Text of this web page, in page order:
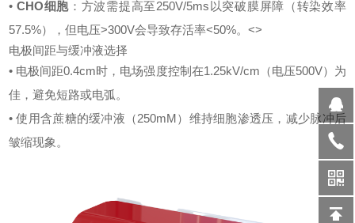
• CHO细胞 ：方波需提高至250V/5ms以突破膜屏障（转染效率
57.5%），但电压>300V会导致存活率<50%。<>
电极间距与缓冲液选择
• 电极间距0.4cm时，电场强度控制在1.25kV/cm（电压500V）为
佳，避免短路或电弧。
• 使用含蔗糖的缓冲液（250mM）维持细胞渗透压，减少脉冲后
皱缩现象。